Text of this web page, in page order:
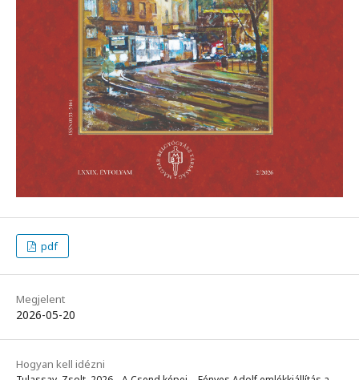
pdf
Megjelent
2026-05-20
Hogyan kell idézni